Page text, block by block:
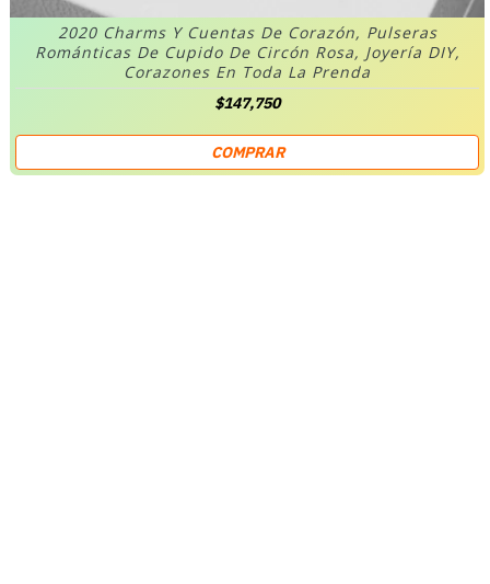
2020 Charms Y Cuentas De Corazón, Pulseras
Románticas De Cupido De Circón Rosa, Joyería DIY,
Corazones En Toda La Prenda
$147,750
COMPRAR